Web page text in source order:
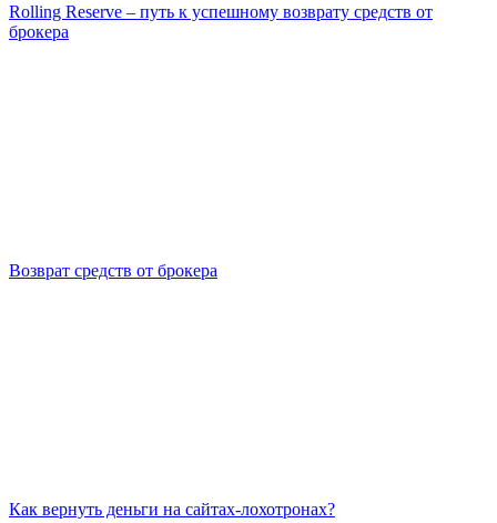
Rolling Reserve – путь к успешному возврату средств от
брокера
Возврат средств от брокера
Как вернуть деньги на сайтах-лохотронах?